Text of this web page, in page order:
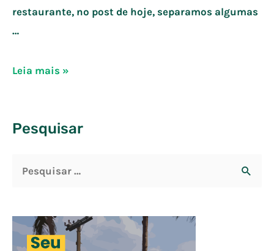
restaurante, no post de hoje, separamos algumas
…
9
atendimento
cliente
Leia mais »
Pesquisar
q
u